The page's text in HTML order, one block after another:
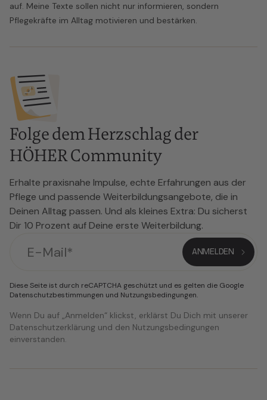
auf. Meine Texte sollen nicht nur informieren, sondern
Pflegekräfte im Alltag motivieren und bestärken.
Folge dem Herzschlag der
HÖHER Community
Erhalte praxisnahe Impulse, echte Erfahrungen aus der
Pflege und passende Weiterbildungsangebote, die in
Deinen Alltag passen. Und als kleines Extra: Du sicherst
Dir 10 Prozent auf Deine erste Weiterbildung.
Diese Seite ist durch reCAPTCHA geschützt und es gelten die Google
Datenschutzbestimmungen und Nutzungsbedingungen.
Wenn Du auf „Anmelden“ klickst, erklärst Du Dich mit unserer
Datenschutzerklärung und den Nutzungsbedingungen
einverstanden.